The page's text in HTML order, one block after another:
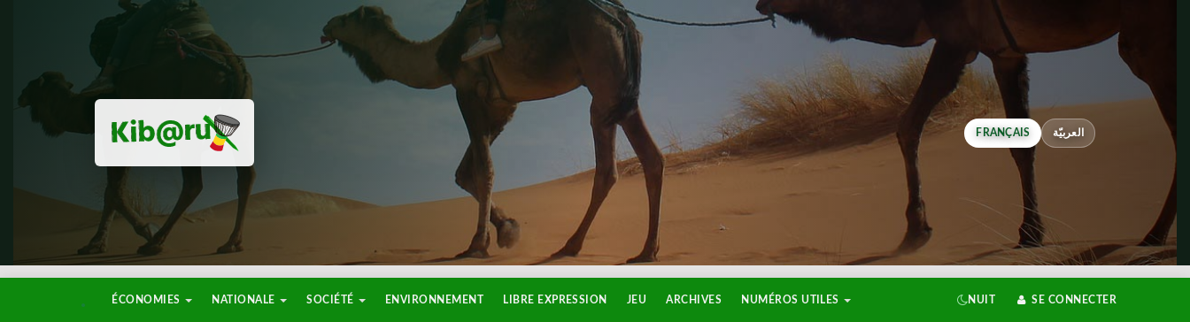
FRANÇAIS العربيّة
ÉCONOMIES NATIONALE SOCIÉTÉ ENVIRONNEMENT LIBRE EXPRESSION JEU ARCHIVES NUMÉROS UTILES NUIT SE CONNECTER